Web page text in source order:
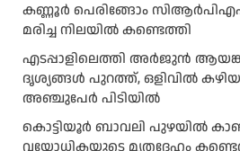
കണ്ണൂർ പെരിങ്ങോം
മരിച്ച നിലയിൽ കണ്ടെത്തി
എടപ്പാളിലെത്തി അർജുൻ
ദൃശ്യങ്ങൾ പുറത്ത്, ഒളിവിൽ
അഞ്ചുപേർ പിടിയിൽ
കൊട്ടിയൂർ ബാവലി പുഴയിൽ
വയോധികയുടെ മൃതദേഹം